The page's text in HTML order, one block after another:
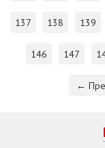
137 138 139
146 147
←